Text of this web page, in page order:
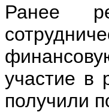
Ранее
участие в
получили